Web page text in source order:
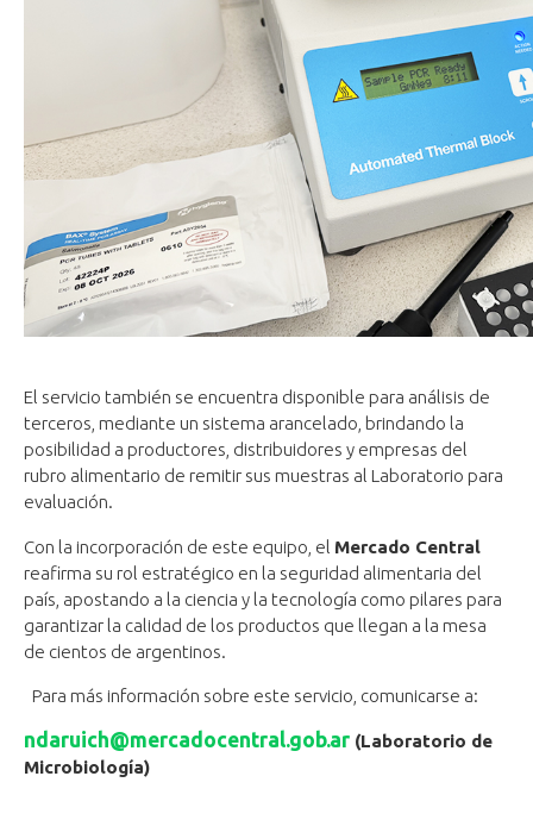
El servicio también se encuentra disponible para análisis de
terceros, mediante un sistema arancelado, brindando la
posibilidad a productores, distribuidores y empresas del
rubro alimentario de remitir sus muestras al Laboratorio para
evaluación.
Con la incorporación de este equipo, el Mercado Central
reafirma su rol estratégico en la seguridad alimentaria del
país, apostando a la ciencia y la tecnología como pilares para
garantizar la calidad de los productos que llegan a la mesa
de cientos de argentinos.
Para más información sobre este servicio, comunicarse a:
ndaruich@mercadocentral.gob.ar (Laboratorio de
Microbiología)